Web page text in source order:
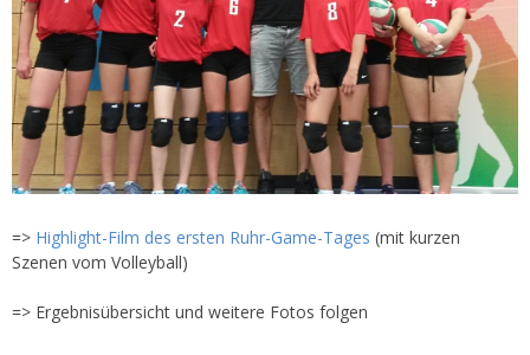
=> Highlight-Film des ersten Ruhr-Game-Tages (mit kurzen
Szenen vom Volleyball)
=> Ergebnisübersicht und weitere Fotos folgen